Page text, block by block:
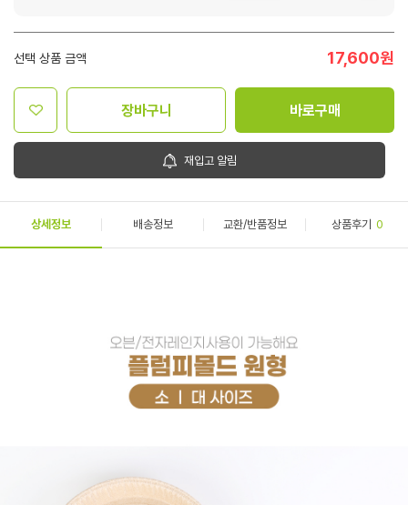
선택 상품 금액 17,600원
장바구니 바로구매
재입고 알림
상세정보 배송정보 교환/반품정보 상품후기 0